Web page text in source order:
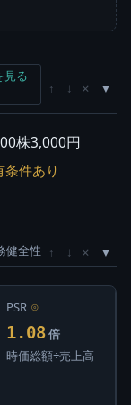
見る
↑ ↓ ×
株3,000円
条件あり
健全性 ↑ ↓ ×
PSR ⊙
1.08 倍
時価総額÷売上高